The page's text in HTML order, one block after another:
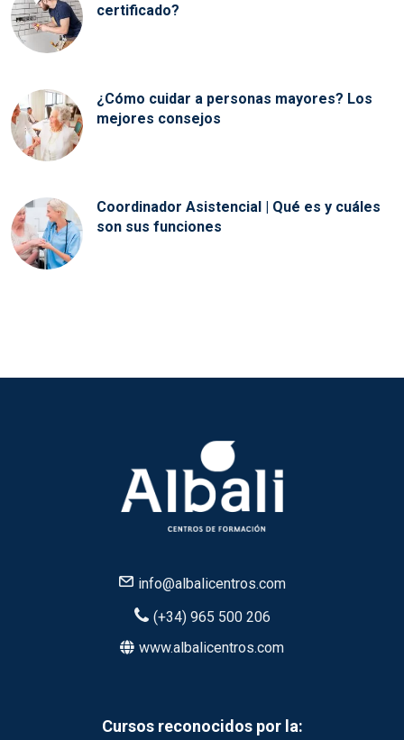
certificado?
¿Cómo cuidar a personas mayores? Los
mejores consejos
Coordinador Asistencial | Qué es y cuáles
son sus funciones
info@albalicentros.com
(+34) 965 500 206
www.albalicentros.com
Cursos reconocidos por la: